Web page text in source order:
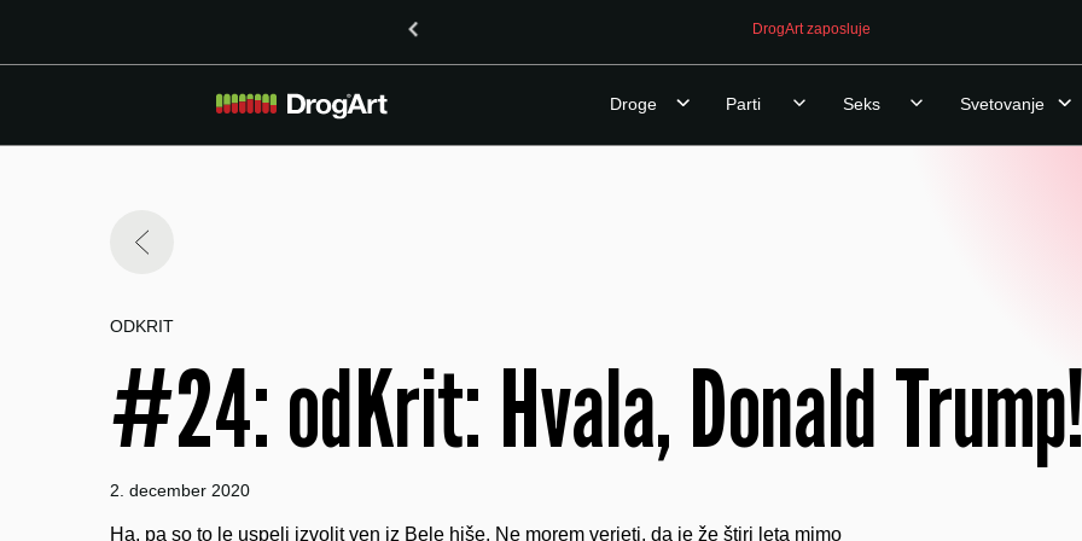
DrogArt zaposluje
Droge Parti Seks Svetovanje
ODKRIT
#24: odKrit: Hvala, Donald Trump!
2. december 2020
Ha, pa so to le uspeli izvolit ven iz Bele hiše. Ne morem verjeti, da je že štiri leta mimo